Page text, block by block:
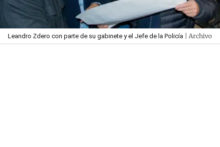
Leandro Zdero con parte de su gabinete y el Jefe de la Policía | Archivo